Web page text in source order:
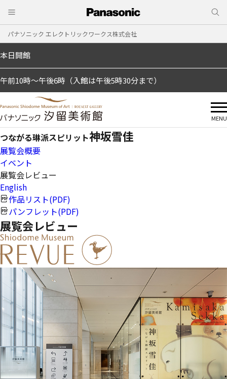
パナソニック エレクトリックワークス株式会社
本日開館
午前10時～午後6時（入館は午後5時30分まで）
MENU
つながる琳派スピリット神坂雪佳
展覧会概要
イベント
展覧会レビュー
English
作品リスト(PDF)
パンフレット(PDF)
展覧会レビュー